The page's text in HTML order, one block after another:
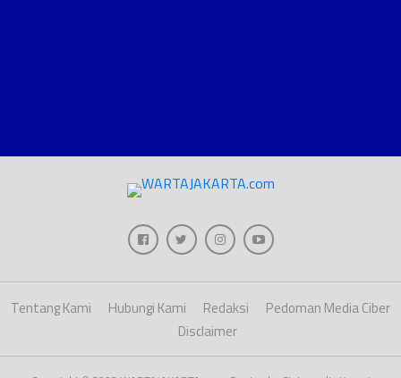
Tentang Kami Hubungi Kami Redaksi
Pedoman Media Ciber
Disclaimer